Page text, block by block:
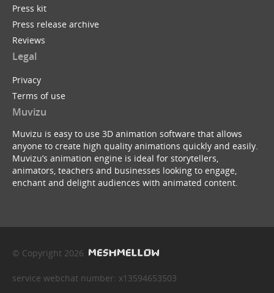
Press kit
Press release archive
Reviews
Legal
Privacy
Terms of use
Muvizu
Muvizu is easy to use 3D animation software that allows
anyone to create high quality animations quickly and easily.
Muvizu’s animation engine is ideal for storytellers,
animators, teachers and businesses looking to engage,
enchant and delight audiences with animated content.
© Copyright 2026
service webchat number: x13594653503